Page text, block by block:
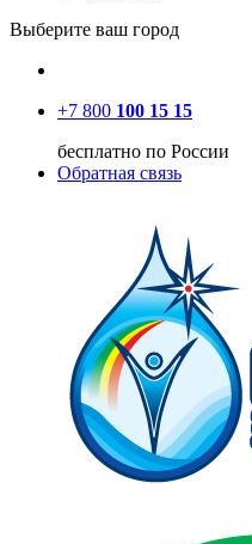
Выберите ваш город
+7 800 100 15 15
бесплатно по России
Обратная связь